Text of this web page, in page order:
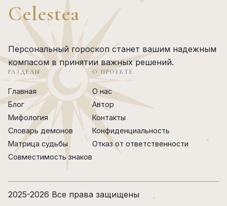
Celestea
Персональный гороскоп станет вашим надежным
компасом в принятии важных решений.
РАЗДЕЛЫ
Главная
Блог
Мифология
Словарь демонов
Матрица судьбы
Совместимость знаков
О ПРОЕКТЕ
О нас
Автор
Контакты
Конфиденциальность
Отказ от ответственности
2025-2026 Все права защищены